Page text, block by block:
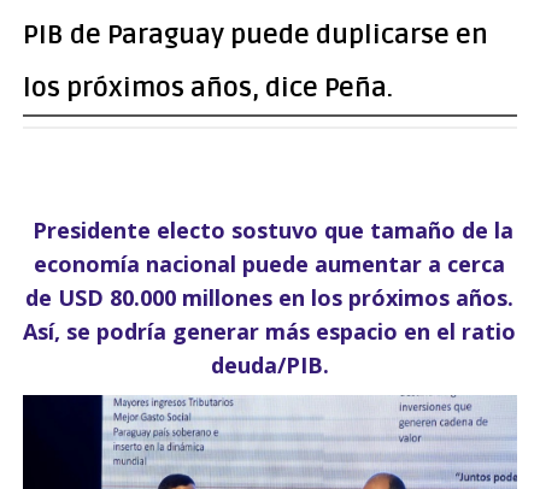
PIB de Paraguay puede duplicarse en
los próximos años, dice Peña.
Presidente electo sostuvo que tamaño de la
economía nacional puede aumentar a cerca
de USD 80.000 millones en los próximos años.
Así, se podría generar más espacio en el ratio
deuda/PIB.